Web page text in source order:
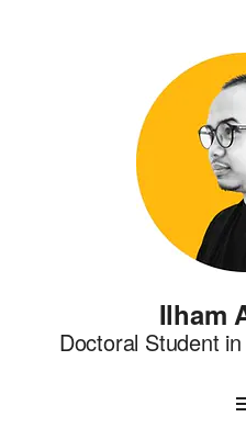
Ilham
Doctoral Student